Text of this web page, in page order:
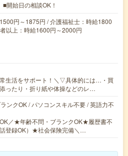
開始日の相談OK！
円～1875円 / 介護福祉士：時給1800
以上：時給1600円～2000円
生活をサポート！＼▽具体的には…・買
ったり・折り紙や体操などのレ…
ンクOK / パソコンスキル不要 / 英語力不
／★年齢不問・ブランクOK★履歴書不
登録OK）★社会保険完備＼…